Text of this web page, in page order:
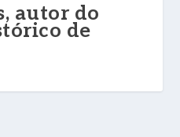
autor do
de